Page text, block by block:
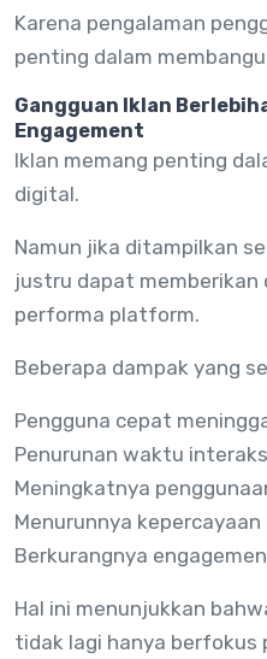
Karena pengalaman
penting dalam
Gangguan Iklan
Engagement
Iklan memang penting
digital.
Namun jika ditampilkan
justru dapat
performa platform.
Beberapa dampak yang
Pengguna cepat
Penurunan waktu
Meningkatnya
Menurunnya
Berkurangnya
Hal ini menunjukkan
tidak lagi hanya berfokus